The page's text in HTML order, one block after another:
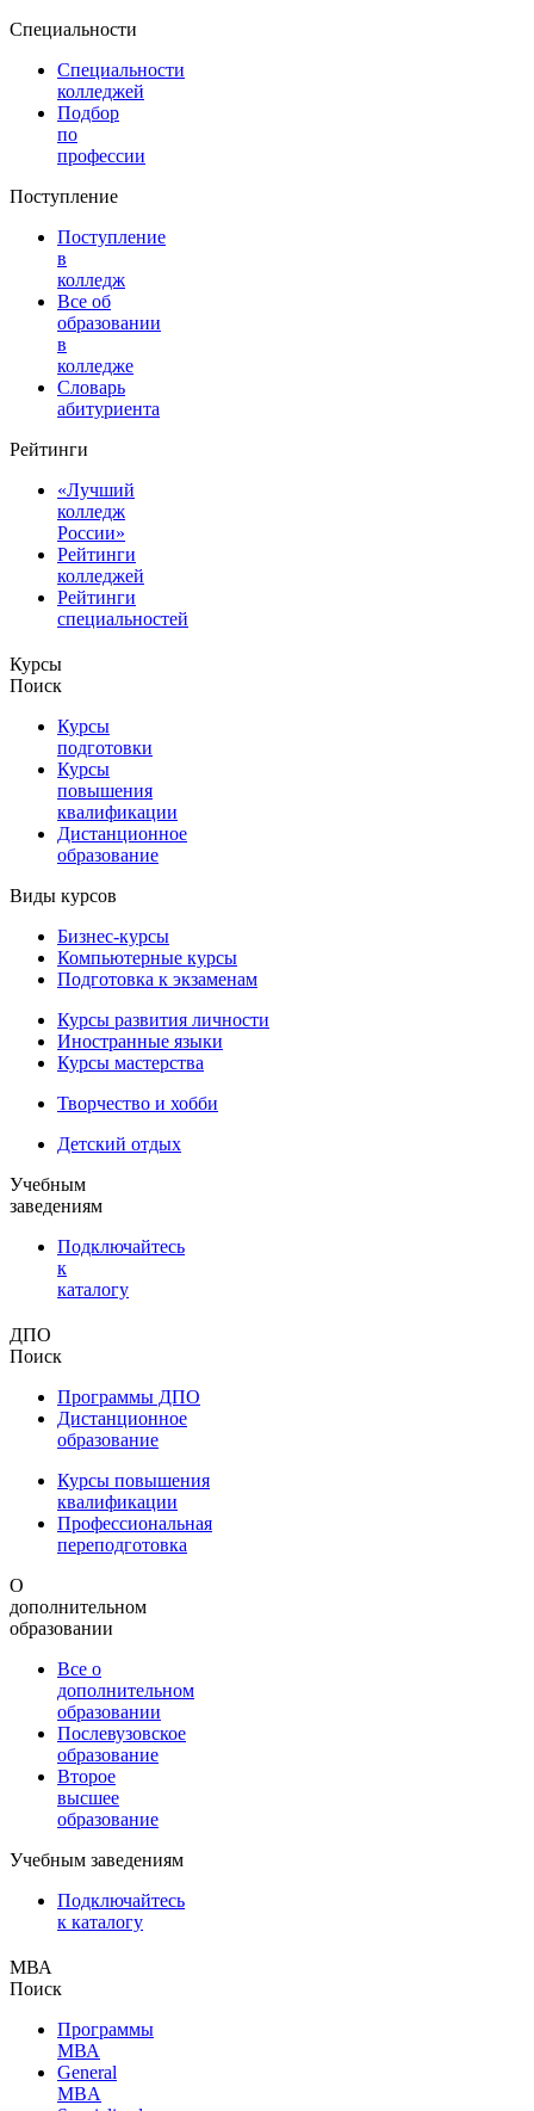
Специальности
Специальности
колледжей
Подбор
по
профессии
Поступление
Поступление
в
колледж
Все об
образовании
в
колледже
Словарь
абитуриента
Рейтинги
«Лучший
колледж
России»
Рейтинги
колледжей
Рейтинги
специальностей
Курсы
Поиск
Курсы
подготовки
Курсы
повышения
квалификации
Дистанционное
образование
Виды курсов
Бизнес-курсы
Компьютерные курсы
Подготовка к экзаменам
Курсы развития личности
Иностранные языки
Курсы мастерства
Творчество и хобби
Детский отдых
Учебным
заведениям
Подключайтесь
к
каталогу
ДПО
Поиск
Программы ДПО
Дистанционное
образование
Курсы повышения
квалификации
Профессиональная
переподготовка
О
дополнительном
образовании
Все о
дополнительном
образовании
Послевузовское
образование
Второе
высшее
образование
Учебным заведениям
Подключайтесь
к каталогу
МВА
Поиск
Программы
МВА
General
MBA